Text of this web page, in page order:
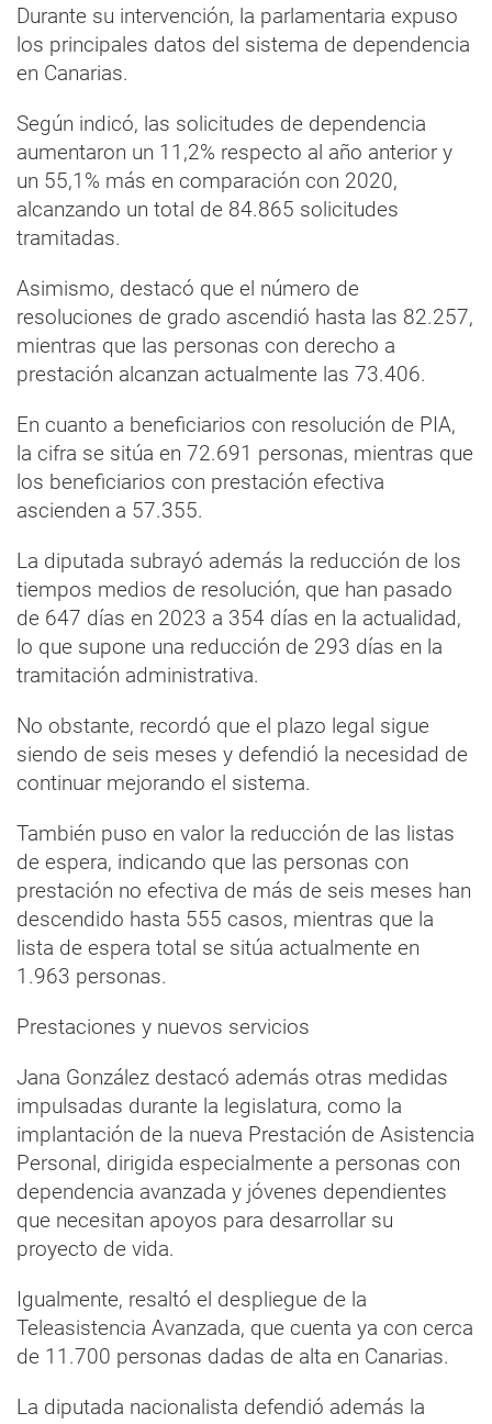
Durante su intervención, la parlamentaria expuso
los principales datos del sistema de dependencia
en Canarias.
Según indicó, las solicitudes de dependencia
aumentaron un 11,2% respecto al año anterior y
un 55,1% más en comparación con 2020,
alcanzando un total de 84.865 solicitudes
tramitadas.
Asimismo, destacó que el número de
resoluciones de grado ascendió hasta las 82.257,
mientras que las personas con derecho a
prestación alcanzan actualmente las 73.406.
En cuanto a beneficiarios con resolución de PIA,
la cifra se sitúa en 72.691 personas, mientras que
los beneficiarios con prestación efectiva
ascienden a 57.355.
La diputada subrayó además la reducción de los
tiempos medios de resolución, que han pasado
de 647 días en 2023 a 354 días en la actualidad,
lo que supone una reducción de 293 días en la
tramitación administrativa.
No obstante, recordó que el plazo legal sigue
siendo de seis meses y defendió la necesidad de
continuar mejorando el sistema.
También puso en valor la reducción de las listas
de espera, indicando que las personas con
prestación no efectiva de más de seis meses han
descendido hasta 555 casos, mientras que la
lista de espera total se sitúa actualmente en
1.963 personas.
Prestaciones y nuevos servicios
Jana González destacó además otras medidas
impulsadas durante la legislatura, como la
implantación de la nueva Prestación de Asistencia
Personal, dirigida especialmente a personas con
dependencia avanzada y jóvenes dependientes
que necesitan apoyos para desarrollar su
proyecto de vida.
Igualmente, resaltó el despliegue de la
Teleasistencia Avanzada, que cuenta ya con cerca
de 11.700 personas dadas de alta en Canarias.
La diputada nacionalista defendió además la